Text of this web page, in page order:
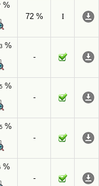
%
72 %
I
%
-
%
-
%
-
%
-